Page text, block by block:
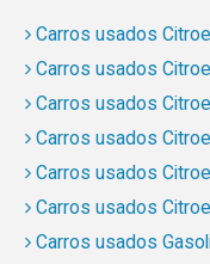
Carros usados
Carros usados
Carros usados
Carros usados
Carros usados
Carros usados
Carros usados